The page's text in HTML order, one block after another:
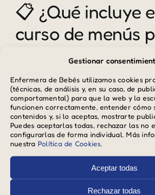
Gestionar
Enfermera de Bebés utilizamos cookies
(técnicas, de análisis y, en su caso, de
comportamental) para que la web y la
funcionen correctamente, entender cómo
contenidos y, si lo aceptas, mostrarte
Puedes aceptarlas todas, rechazar las no
configurarlas de forma individual. Más
nuestra Política de Cookies.
Aceptar todas
Rechazar todas
📋 ¿Qué incluye
curso de menús
alimentación
complementaria?
🎥Vídeo explicativo cortoque te
usar los menús y cómo introducir
forma progresiva
listos para descargar, organizados